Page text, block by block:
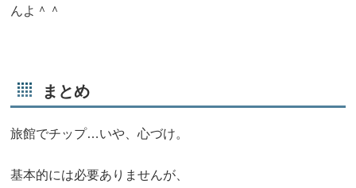
んよ＾＾
まとめ
旅館でチップ…いや、心づけ。
基本的には必要ありませんが、